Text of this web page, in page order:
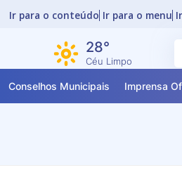
Ir para o conteúdo Ir para o menu
28°
Céu Limpo
Conselhos Municipais Imprensa